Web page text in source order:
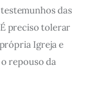
das
preciso tolerar
Igreja e
repouso da